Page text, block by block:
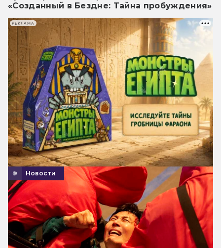
«Созданный в Бездне: Тайна пробуждения»
Новости
РЕКЛАМА